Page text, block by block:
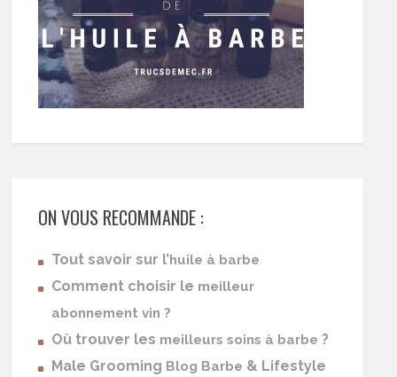
ON VOUS RECOMMANDE :
Tout savoir sur l’huile à barbe
Comment choisir le meilleur
abonnement vin ?
Où trouver les meilleurs soins à barbe ?
Male Grooming Blog Barbe & Lifestyle